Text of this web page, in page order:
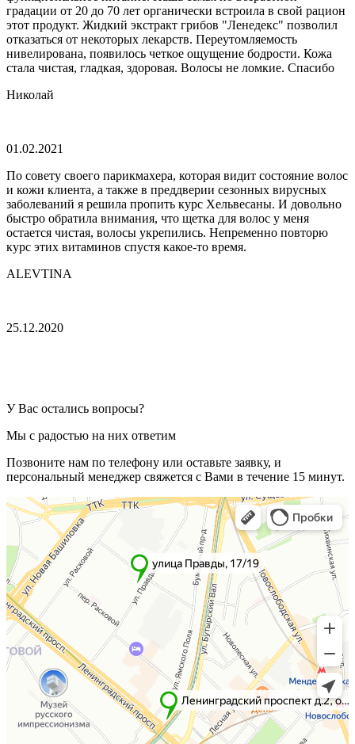
градации от 20 до 70 лет органически встроила в свой рацион
этот продукт. Жидкий экстракт грибов "Ленедекс" позволил
отказаться от некоторых лекарств. Переутомляемость
нивелирована, появилось четкое ощущение бодрости. Кожа
стала чистая, гладкая, здоровая. Волосы не ломкие. Спасибо
Николай
01.02.2021
По совету своего парикмахера, которая видит состояние волос
и кожи клиента, а также в преддверии сезонных вирусных
заболеваний я решила пропить курс Хельвесаны. И довольно
быстро обратила внимания, что щетка для волос у меня
остается чистая, волосы укрепились. Непременно повторю
курс этих витаминов спустя какое-то время.
ALEVTINA
25.12.2020
У Вас остались вопросы?
Мы с радостью на них ответим
Позвоните нам по телефону или оставьте заявку, и
персональный менеджер свяжется с Вами в течение 15 минут.